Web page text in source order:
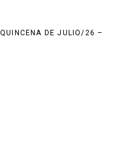
DE JULIO/26 –